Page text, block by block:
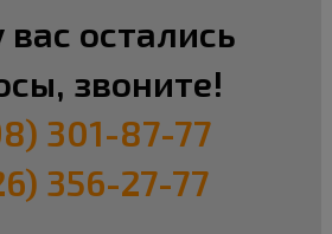
вас остались
звоните!
301-87-77
356-27-77